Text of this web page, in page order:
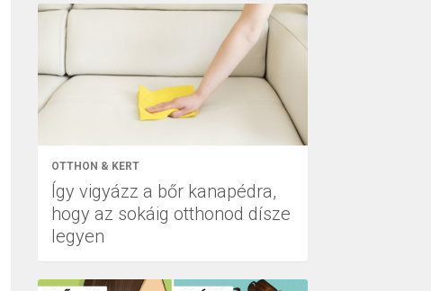
OTTHON & KERT
Így vigyázz a bőr kanapédra,
hogy az sokáig otthonod dísze
legyen